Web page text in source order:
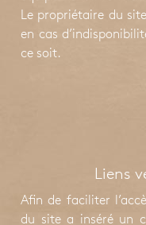
Le propriétaire du
en cas
ce soit.
Liens
Afin de faciliter
du site a inséré un